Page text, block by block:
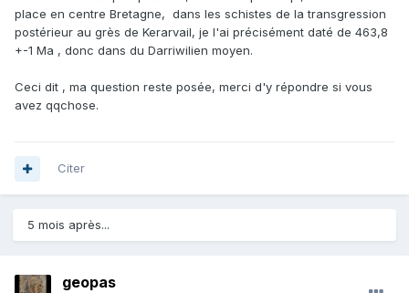
place en centre Bretagne, dans les schistes de la transgression
postérieur au grès de Kerarvail, je l'ai précisément daté de 463,8
+-1 Ma , donc dans du Darriwilien moyen.
Ceci dit , ma question reste posée, merci d'y répondre si vous
avez qqchose.
Citer
5 mois après...
geopas